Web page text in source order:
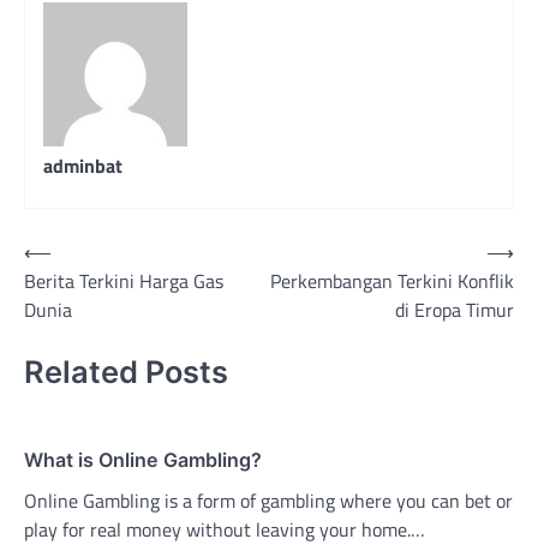
adminbat
Post
navigation
⟵
Berita Terkini Harga Gas
Dunia
Perkembangan Terkini Konflik
di Eropa Timur
⟶
Related Posts
What is Online Gambling?
Online Gambling is a form of gambling where you can bet or
play for real money without leaving your home.…